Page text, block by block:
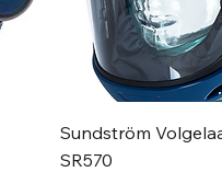
Sundström
SR570